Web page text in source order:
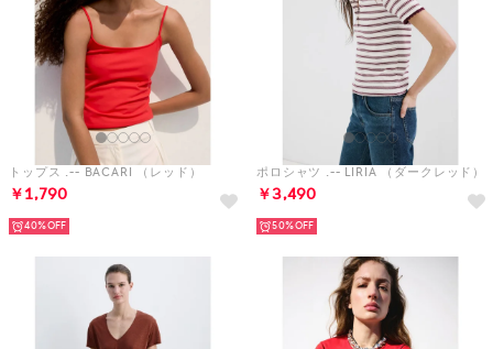
トップス .-- BACARI （レッド）
￥1,790
40%
ポロシャツ .-- LIRIA （ダークレッド）
￥3,490
50%